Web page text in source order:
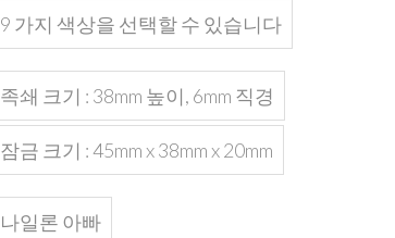
9 가지 색상을 선택할 수 있습니다
족쇄 크기 : 38mm 높이, 6mm 직경
잠금 크기 : 45mm x 38mm x 20mm
나일론 아빠